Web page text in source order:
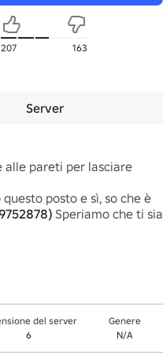
207 163
Server
alle pareti per lasciare
posto e sì, so che è
Speriamo che ti sia
del server
6
Genere
N/A